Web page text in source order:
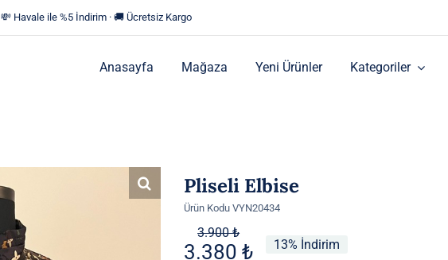
Havale ile %5 İndirim · 🚚 Ücretsiz Kargo
Anasayfa Mağaza Yeni Ürünler Kategoriler
Pliseli Elbise
Ürün KoduVYN20434
3.900₺
Orijinal
3.380₺
Şu
13% İndirim